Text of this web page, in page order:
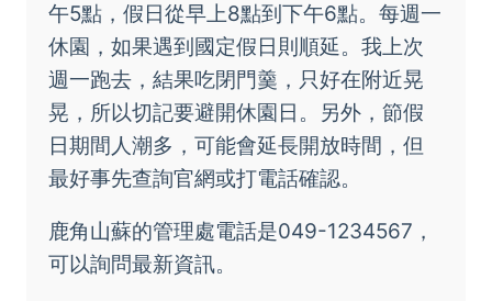
午5點，假日從早上8點到下午6點。每週一
休園，如果遇到國定假日則順延。我上次
週一跑去，結果吃閉門羹，只好在附近晃
晃，所以切記要避開休園日。另外，節假
日期間人潮多，可能會延長開放時間，但
最好事先查詢官網或打電話確認。
鹿角山蘇的管理處電話是049-1234567，
可以詢問最新資訊。